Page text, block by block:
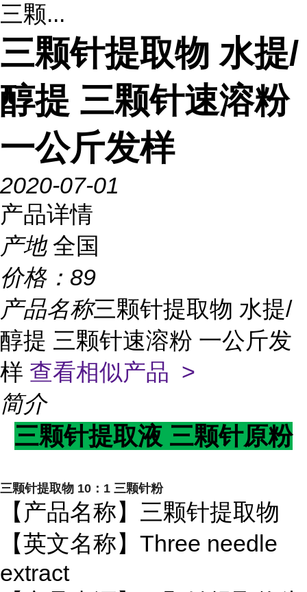
三颗...
三颗针提取物 水提/
醇提 三颗针速溶粉
一公斤发样
2020-07-01
产品详情
产地 全国
价格： 89
产品名称三颗针提取物 水提/
醇提 三颗针速溶粉 一公斤发
样 查看相似产品 >
简介
三颗针提取液 三颗针原粉
三颗针提取物 10：1 三颗针粉
【产品名称】三颗针提取物
【英文名称】Three needle
extract